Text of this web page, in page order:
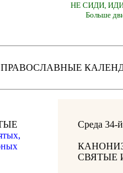
НЕ СИДИ,
Больше
ПРАВОСЛАВНЫЕ
Среда 34-
СВЯТЫЕ